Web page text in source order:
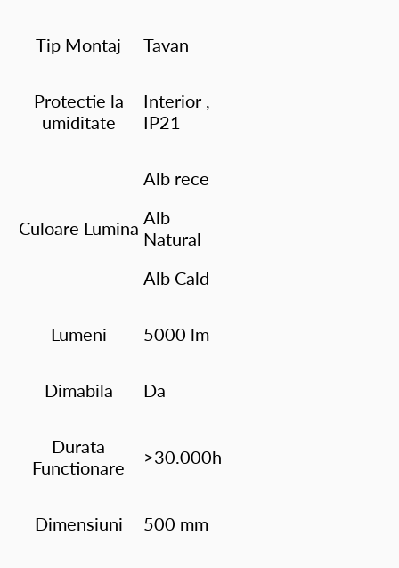
Tip Montaj Tavan
Protectie la
umiditate
Interior ,
IP21
Culoare Lumina
Alb rece
Alb
Natural
Alb Cald
Lumeni 5000 lm
Dimabila Da
Durata
Functionare
>30.000h
Dimensiuni 500 mm